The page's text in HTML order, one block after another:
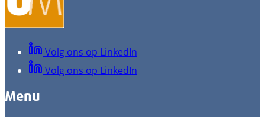
Volg ons op LinkedIn
Volg ons op LinkedIn
Menu